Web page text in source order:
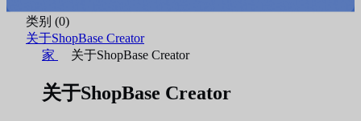
类别 (0)
关于ShopBase Creator
家
关于ShopBase Creator
关于ShopBase Creator